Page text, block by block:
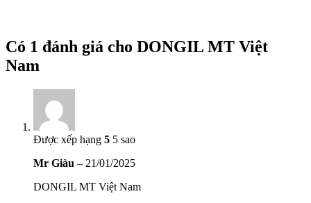
Có 1 đánh giá cho DONGIL MT Việt
Nam
Được xếp hạng 5 5 sao
Mr Giàu – 21/01/2025
DONGIL MT Việt Nam